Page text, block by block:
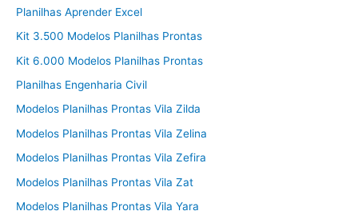
Planilhas Aprender Excel
Kit 3.500 Modelos Planilhas Prontas
Kit 6.000 Modelos Planilhas Prontas
Planilhas Engenharia Civil
Modelos Planilhas Prontas Vila Zilda
Modelos Planilhas Prontas Vila Zelina
Modelos Planilhas Prontas Vila Zefira
Modelos Planilhas Prontas Vila Zat
Modelos Planilhas Prontas Vila Yara